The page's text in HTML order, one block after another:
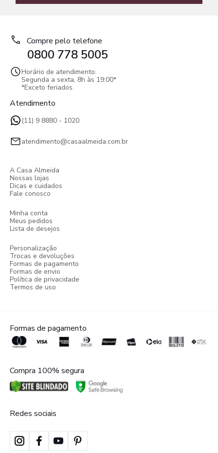
Compre pelo telefone
0800 778 5005
Horário de atendimento:
Segunda a sexta, 8h às 19:00*
*Exceto feriados.
Atendimento
(11) 9 8880 - 1020
atendimento@casaalmeida.com.br
A Casa Almeida
Nossas lojas
Dicas e cuidados
Fale conosco
Minha conta
Meus pedidos
Lista de desejos
Personalização
Trocas e devoluções
Formas de pagamento
Formas de envio
Política de privacidade
Termos de uso
Formas de pagamento
Compra 100% segura
Redes sociais